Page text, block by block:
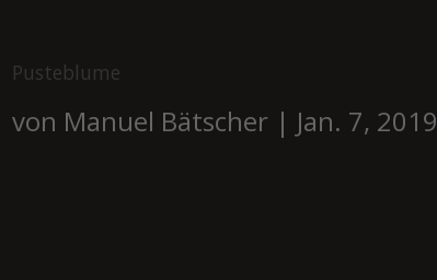
Pusteblume
von Manuel Bätscher | Jan. 7, 2019